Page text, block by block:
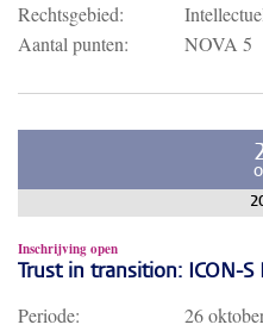
Rechtsgebied:
Aantal punten:
NOVA 5
Inschrijving open
Trust in transition: ICON-
Periode: 26